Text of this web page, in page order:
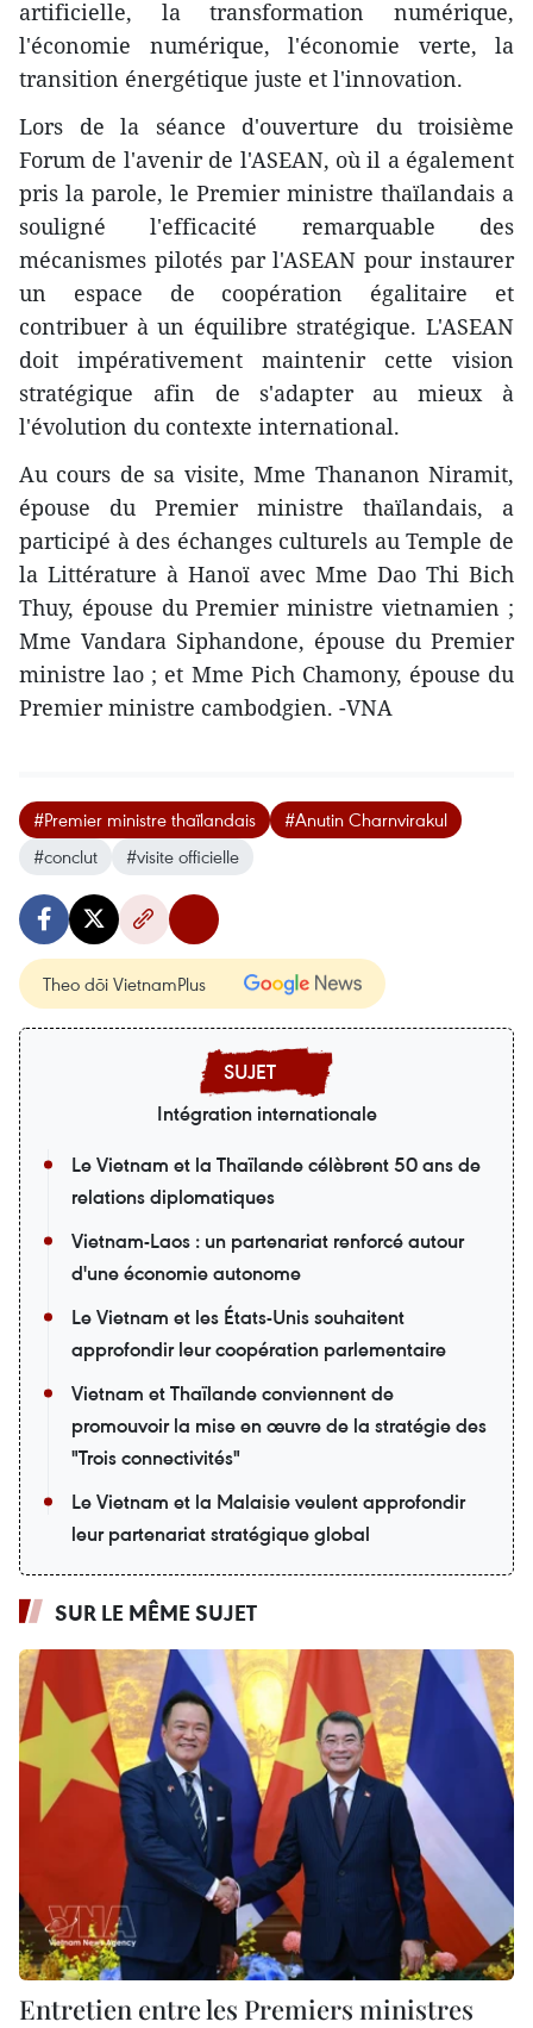
artificielle, la transformation numérique,
l'économie numérique, l'économie verte, la
transition énergétique juste et l'innovation.
Lors de la séance d'ouverture du troisième
Forum de l'avenir de l'ASEAN, où il a également
pris la parole, le Premier ministre thaïlandais a
souligné l'efficacité remarquable des
mécanismes pilotés par l'ASEAN pour instaurer
un espace de coopération égalitaire et
contribuer à un équilibre stratégique. L'ASEAN
doit impérativement maintenir cette vision
stratégique afin de s'adapter au mieux à
l'évolution du contexte international.
Au cours de sa visite, Mme Thananon Niramit,
épouse du Premier ministre thaïlandais, a
participé à des échanges culturels au Temple de
la Littérature à Hanoï avec Mme Dao Thi Bich
Thuy, épouse du Premier ministre vietnamien ;
Mme Vandara Siphandone, épouse du Premier
ministre lao ; et Mme Pich Chamony, épouse du
Premier ministre cambodgien. -VNA
#Premier ministre thaïlandais
#Anutin Charnvirakul
#conclut
#visite officielle
Theo dõi VietnamPlus
Intégration internationale
Le Vietnam et la Thaïlande célèbrent 50 ans de
relations diplomatiques
Vietnam-Laos : un partenariat renforcé autour
d'une économie autonome
Le Vietnam et les États-Unis souhaitent
approfondir leur coopération parlementaire
Vietnam et Thaïlande conviennent de
promouvoir la mise en œuvre de la stratégie des
"Trois connectivités"
Le Vietnam et la Malaisie veulent approfondir
leur partenariat stratégique global
SUR LE MÊME SUJET
Entretien entre les Premiers ministres